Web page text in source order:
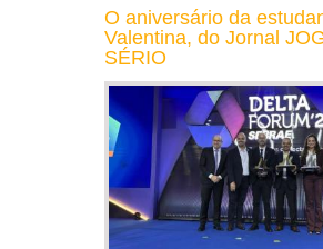
O aniversário da
Valentina, do Jornal
SÉRIO